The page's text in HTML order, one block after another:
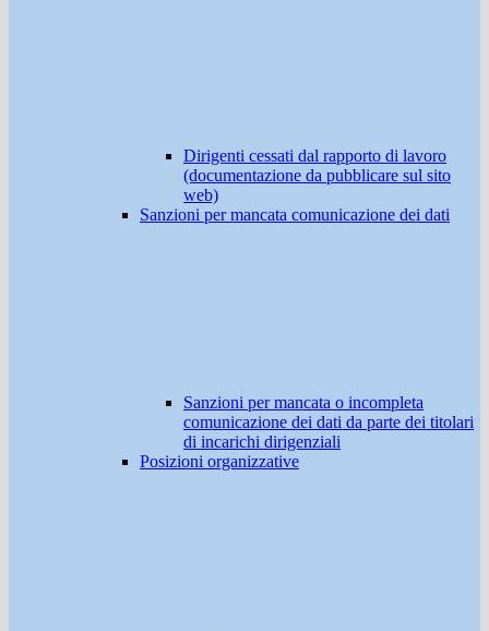
Dirigenti cessati dal rapporto di lavoro
(documentazione da pubblicare sul sito
web)
Sanzioni per mancata comunicazione dei dati
Sanzioni per mancata o incompleta
comunicazione dei dati da parte dei titolari
di incarichi dirigenziali
Posizioni organizzative